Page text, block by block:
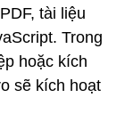
tài liệu
Trong
hoặc kích
sẽ kích hoạt